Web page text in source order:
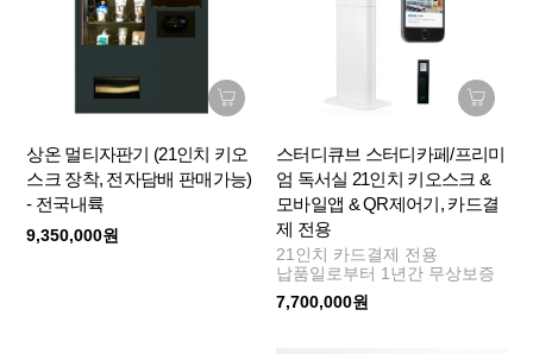
상온 멀티자판기 (21인치 키오
스크 장착, 전자담배 판매가능)
- 전국내륙
9,350,000원
스터디큐브 스터디카페/프리미
엄 독서실 21인치 키오스크 &
모바일앱 & QR제어기, 카드결
제 전용
21인치 카드결제 전용
납품일로부터 1년간 무상보증
7,700,000원